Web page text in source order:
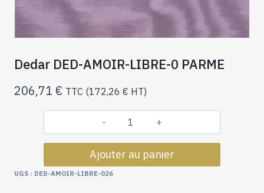
Dedar DED-AMOIR-LIBRE-0 PARME
206,71 € TTC (172,26 € HT)
quantité
de
Dedar
Ajouter au panier
UGS : DED-AMOIR-LIBRE-026